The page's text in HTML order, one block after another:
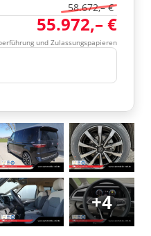
58.672,– €
55.972,– €
und Zulassungspapieren
+4